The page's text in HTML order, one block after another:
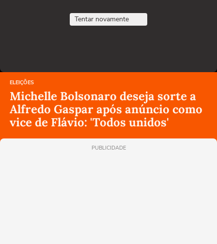
Tentar novamente
ELEIÇÕES
Michelle Bolsonaro deseja sorte a
Alfredo Gaspar após anúncio como
vice de Flávio: 'Todos unidos'
PUBLICIDADE